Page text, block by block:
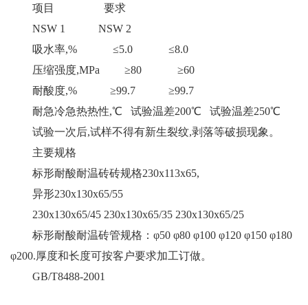
项目 要求
NSW 1 NSW 2
吸水率,% ≤5.0 ≤8.0
压缩强度,MPa ≥80 ≥60
耐酸度,% ≥99.7 ≥99.7
耐急冷急热热性,℃ 试验温差200℃ 试验温差250℃
试验一次后,试样不得有新生裂纹,剥落等破损现象。
主要规格
标形耐酸耐温砖砖规格230x113x65,
异形230x130x65/55
230x130x65/45 230x130x65/35 230x130x65/25
标形耐酸耐温砖管规格：φ50 φ80 φ100 φ120 φ150 φ180
φ200.厚度和长度可按客户要求加工订做。
GB/T8488-2001